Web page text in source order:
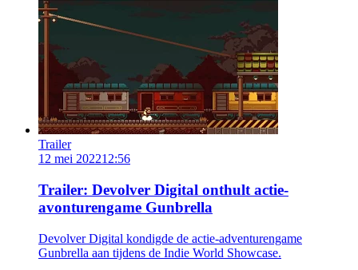
Trailer
12 mei 202212:56
Trailer: Devolver Digital onthult actie-
avonturengame Gunbrella
Devolver Digital kondigde de actie-adventurengame
Gunbrella aan tijdens de Indie World Showcase.